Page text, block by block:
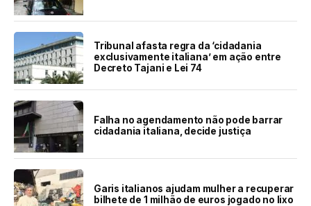
Tribunal afasta regra da ‘cidadania
exclusivamente italiana’ em ação entre
Decreto Tajani e Lei 74
Falha no agendamento não pode barrar
cidadania italiana, decide justiça
Garis italianos ajudam mulher a recuperar
bilhete de 1 milhão de euros jogado no lixo